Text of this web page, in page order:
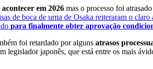
em 2026 mas o processo foi
de boca de urna de Osaka reiteraram o
para finalmente obter aprovação
foi retardado por alguns atrasos
japonês, que está entre os mais